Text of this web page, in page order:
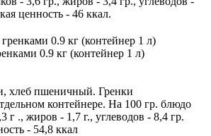
ценность - 46 ккал.
0.9 кг (контейнер 1 л)
хлеб пшеничный. Гренки
контейнере. На 100 гр. блюдо
г ., жиров - 1,7 г., углеводов - 8,4 гр.
- 54,8 ккал